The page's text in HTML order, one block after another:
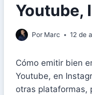
Youtube,
Por Marc 12 de
Cómo emitir bien
Youtube, en
otras plataformas,